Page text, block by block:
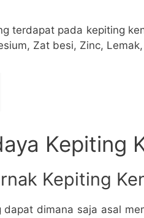
terdapat pada kepiting
Zat besi, Zinc,
Kepiting
Kepiting
dapat dimana saja asal